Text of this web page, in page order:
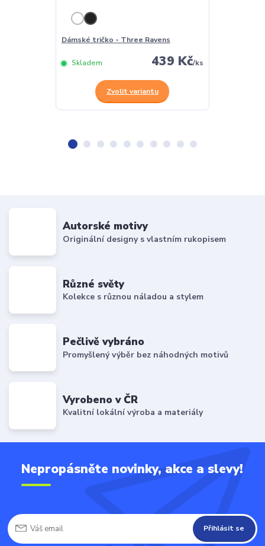
Dámské tričko - Three Ravens
439 Kč/ks
Skladem
Zvolit variantu
Autorské motivy
Originální designy s vlastním rukopisem
Různé světy
Kolekce s různou náladou a stylem
Pečlivě vybráno
Promyšlený výběr bez náhodných motivů
Vyrobeno v ČR
Kvalitní lokální výroba a materiály
Nepropásněte novinky, akce a slevy!
Přihlásit se